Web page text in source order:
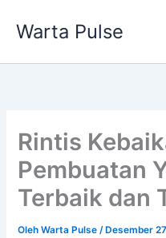
Warta Pulse
Rintis
Pembuatan
Terbaik dan
OlehWarta Pulse/ Desember